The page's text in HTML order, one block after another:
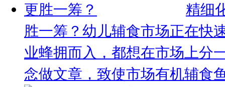
精细
胜一筹？ 幼儿辅食市场正在快
业蜂拥而入，都想在市场上分
念做文章，致使市场有机辅食